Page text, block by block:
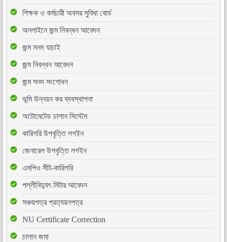
শিক্ষক ও কর্মচারী অবসর সুবিধা বোর্ড
অনলাইনে জন্ম নিবন্ধন আবেদন
জন্ম সনদ যাচাই
জন্ম নিবন্ধন আবেদন
জন্ম সনদ সংশোধন
ভূমি উন্নয়ন কর ব্যবস্থাপনা
অটোমেটেড চালান সিস্টেম
কারিগরি উপবৃত্তি লগইন
জেনারেল উপবৃত্তি লগইন
এমপিও সীট-কারিগরি
পল্লীবিদ্যুৎ মিটার আবেদন
সঞ্চয়পত্র প্রত্যয়নপত্র
NU Certificate Correction
চালান জমা